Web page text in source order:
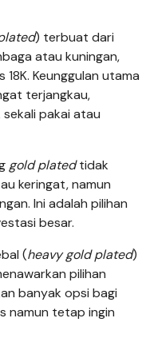
) terbuat dari
atau kuningan,
Keunggulan utama
terjangkau,
pakai atau
gold platedtidak
keringat, namun
Ini adalah pilihan
besar.
(heavy gold plated)
pilihan
banyak opsi bagi
namun tetap ingin